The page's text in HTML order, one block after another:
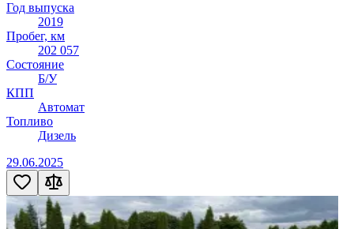
Год выпуска
2019
Пробег, км
202 057
Состояние
Б/У
КПП
Автомат
Топливо
Дизель
29.06.2025